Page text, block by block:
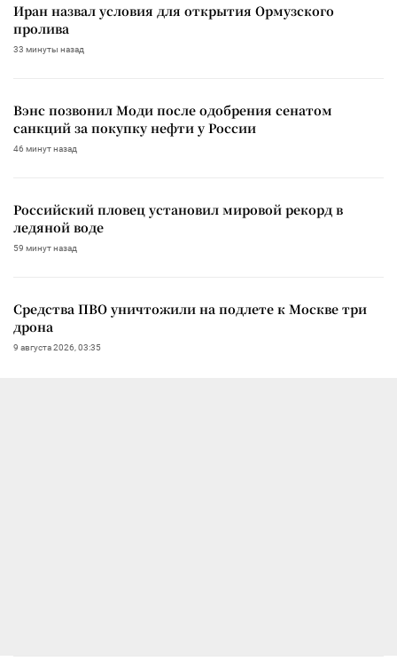
Иран назвал условия для открытия Ормузского
пролива
33 минуты назад
Вэнс позвонил Моди после одобрения сенатом
санкций за покупку нефти у России
46 минут назад
Российский пловец установил мировой рекорд в
ледяной воде
59 минут назад
Средства ПВО уничтожили на подлете к Москве три
дрона
9 августа 2026, 03:35